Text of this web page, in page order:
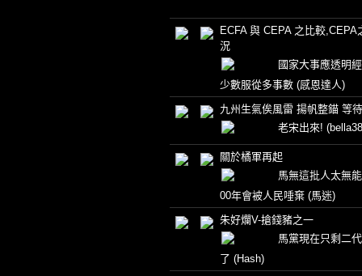
ECFA 與 CEPA 之比較,CEPA
況
國家大事應透明
少數服從多事數 (感恩達人)
九州生氣俟風雷 揚帆整錨 等
老宋出來!
關於橘軍再起
馬無這批人太無
00年會被人民唾棄 (馬迷)
朱好爛V-搶錢豬之一
馬黨現在只剩二
了 (Hash)